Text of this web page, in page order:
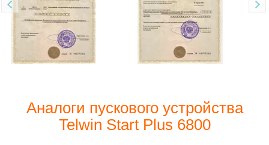
Аналоги пускового устройства
Telwin Start Plus 6800